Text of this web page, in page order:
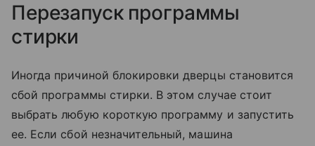
Перезапуск программы
стирки
Иногда причиной блокировки дверцы становится
сбой программы стирки. В этом случае стоит
выбрать любую короткую программу и запустить
ее. Если сбой незначительный, машина